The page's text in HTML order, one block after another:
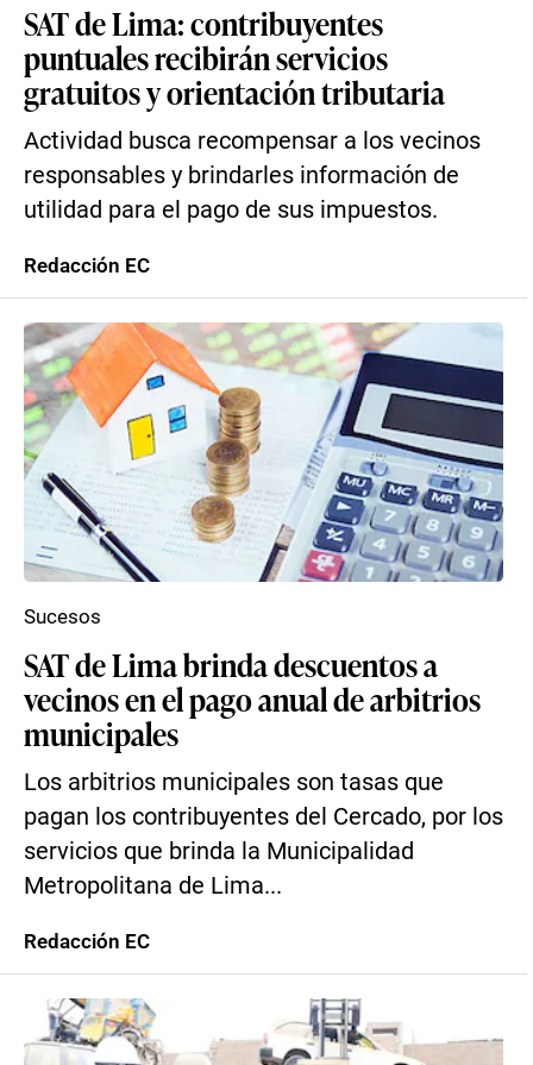
SAT de Lima: contribuyentes
puntuales recibirán servicios
gratuitos y orientación tributaria
Actividad busca recompensar a los vecinos
responsables y brindarles información de
utilidad para el pago de sus impuestos.
Redacción EC
SAT de Lima brinda descuentos a
vecinos en el pago anual de arbitrios
municipales
Los arbitrios municipales son tasas que
pagan los contribuyentes del Cercado, por los
servicios que brinda la Municipalidad
Metropolitana de Lima...
Sucesos
Redacción EC